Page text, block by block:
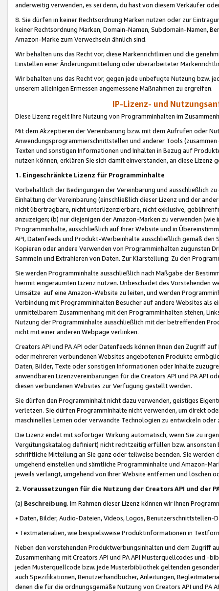
anderweitig verwenden, es sei denn, du hast von diesem Verkäufer
8. Sie dürfen in keiner Rechtsordnung Marken nutzen oder zur
keiner Rechtsordnung Marken, Domain-Namen, Subdomain-Namen,
Amazon-Marke zum Verwechseln ähnlich sind.
Wir behalten uns das Recht vor, diese Markenrichtlinien und die
Einstellen einer Änderungsmitteilung oder überarbeiteter
Wir behalten uns das Recht vor, gegen jede unbefugte Nutzung bzw.
unserem alleinigen Ermessen angemessene Maßnahmen zu ergreifen.
IP-Lizenz- und
Diese Lizenz regelt Ihre Nutzung von Programminhalten im
Mit dem Akzeptieren der Vereinbarung bzw. mit dem Aufrufen oder
Anwendungsprogrammierschnittstellen und anderer Tools (zusammen
Texten und sonstigen Informationen und Inhalten in Bezug auf
nutzen können, erklären Sie sich damit einverstanden, an diese Lizenz
1. Eingeschränkte Lizenz für Programminhalte
Vorbehaltlich der Bedingungen der Vereinbarung und ausschließlich
Einhaltung der Vereinbarung (einschließlich dieser Lizenz und der
nicht übertragbare, nicht unterlizenzierbare, nicht exklusive,
anzuzeigen; (b) nur diejenigen der Amazon-Marken zu verwenden
Programminhalte, ausschließlich auf Ihrer Website und in
API, Datenfeeds und Produkt-Werbeinhalte ausschließlich gemäß
Kopieren oder andere Verwenden von Programminhalten zugunsten
Sammeln und Extrahieren von Daten. Zur Klarstellung: Zu den
Sie werden Programminhalte ausschließlich nach Maßgabe der
hiermit eingeräumten Lizenz nutzen. Unbeschadet des Vorstehenden
Umsätze auf eine Amazon-Website zu leiten, und werden
Verbindung mit Programminhalten Besucher auf andere Websites als
unmittelbarem Zusammenhang mit den Programminhalten stehen,
Nutzung der Programminhalte ausschließlich mit der betreffenden
nicht mit einer anderen Webpage verlinken.
Creators API und PA API oder Datenfeeds können Ihnen den Zugriff
oder mehreren verbundenen Websites angebotenen Produkte
Daten, Bilder, Texte oder sonstigen Informationen oder Inhalte
anwendbaren Lizenzvereinbarungen für die Creators API und PA API
diesen verbundenen Websites zur Verfügung gestellt werden.
Sie dürfen den Programminhalt nicht dazu verwenden, geistiges
verletzen. Sie dürfen Programminhalte nicht verwenden, um direkt
maschinelles Lernen oder verwandte Technologien zu entwickeln
Die Lizenz endet mit sofortiger Wirkung automatisch, wenn Sie zu
Vergütungskatalog definiert) nicht rechtzeitig erfüllen bzw. ansonsten
schriftliche Mitteilung an Sie ganz oder teilweise beenden. Sie werden
umgehend einstellen und sämtliche Programminhalte und Amazon-
jeweils verlangt, umgehend von Ihrer Website entfernen und löschen
2. Voraussetzungen für die Nutzung der Creators API und der
(a) Beschreibung. Im Rahmen dieser Lizenz können wir Ihnen
• Daten, Bilder, Audio-Dateien, Videos, Logos, Benutzerschnittstellen-
• Textmaterialien, wie beispielsweise Produktinformationen in
Neben den vorstehenden Produktwerbungsinhalten und dem Zugriff
Zusammenhang mit Creators API und PA API Musterquellcodes und
jeden Musterquellcode bzw. jede Musterbibliothek geltenden
auch Spezifikationen, Benutzerhandbücher, Anleitungen,
denen die für die ordnungsgemäße Nutzung von Creators API und PA